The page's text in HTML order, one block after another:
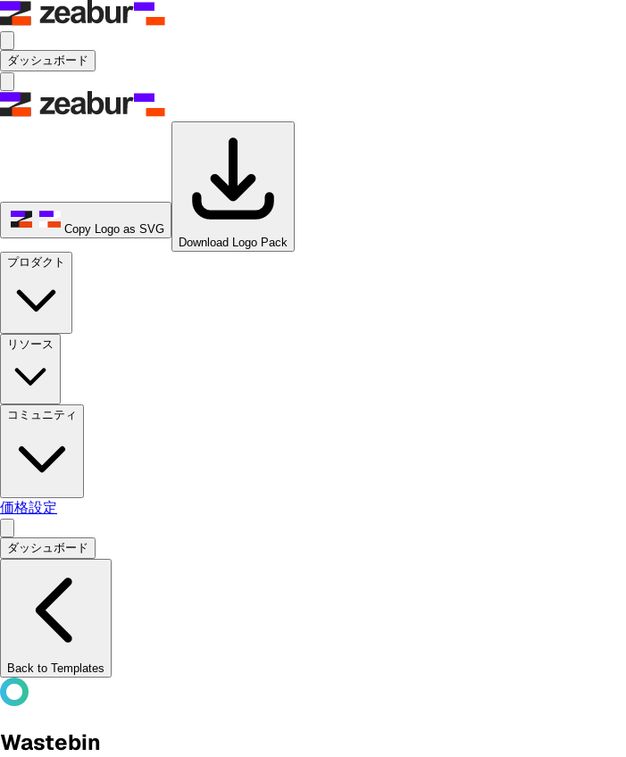
ダッシュボード
Copy Logo as SVG
Download Logo Pack
プロダクト
リソース
コミュニティ
価格設定
ダッシュボード
Back to Templates
Wastebin